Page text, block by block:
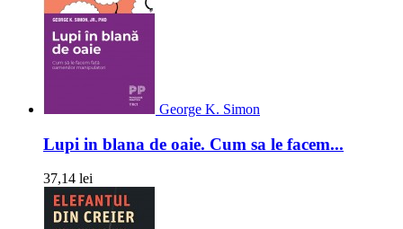
George K. Simon
Lupi in blana de oaie. Cum sa le facem...
37,14 lei